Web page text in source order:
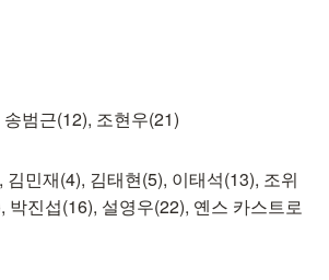
범근(12), 조현우(21)
민재(4), 김태현(5), 이태석(13), 조위
박진섭(16), 설영우(22), 옌스 카스트로